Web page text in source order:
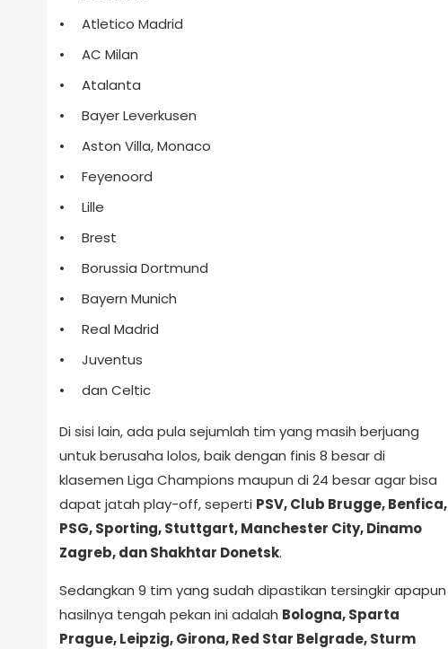
Atletico Madrid
AC Milan
Atalanta
Bayer Leverkusen
Aston Villa, Monaco
Feyenoord
Lille
Brest
Borussia Dortmund
Bayern Munich
Real Madrid
Juventus
dan Celtic
Di sisi lain, ada pula sejumlah tim yang masih berjuang
untuk berusaha lolos, baik dengan finis 8 besar di
klasemen Liga Champions maupun di 24 besar agar bisa
dapat jatah play-off, seperti PSV, Club Brugge, Benfica,
PSG, Sporting, Stuttgart, Manchester City, Dinamo
Zagreb, dan Shakhtar Donetsk.
Sedangkan 9 tim yang sudah dipastikan tersingkir apapun
hasilnya tengah pekan ini adalah Bologna, Sparta
Prague, Leipzig, Girona, Red Star Belgrade, Sturm